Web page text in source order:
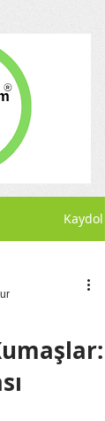
Kaydol